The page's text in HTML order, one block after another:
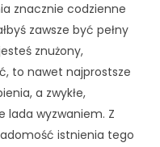
znacznie codzienne
zawsze być pełny
znużony,
to nawet najprostsze
a zwykłe,
lada wyzwaniem. Z
istnienia tego